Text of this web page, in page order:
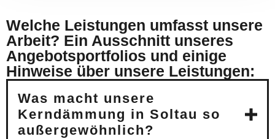
Welche Leistungen umfasst unsere
Arbeit? Ein Ausschnitt unseres
Angebotsportfolios und einige
Hinweise über unsere Leistungen:
Was macht unsere
Kerndämmung in Soltau so
außergewöhnlich?